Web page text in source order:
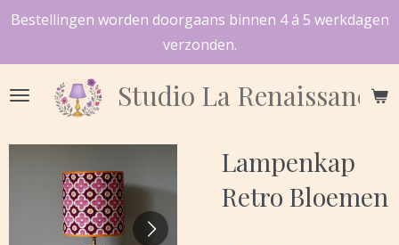
Ga
de
hoofdinhoud
Studio La Renaissance
Bestellingen worden doorgaans binnen 4 á 5 werkdagen
verzonden.
Lampenkap
Retro Bloemen